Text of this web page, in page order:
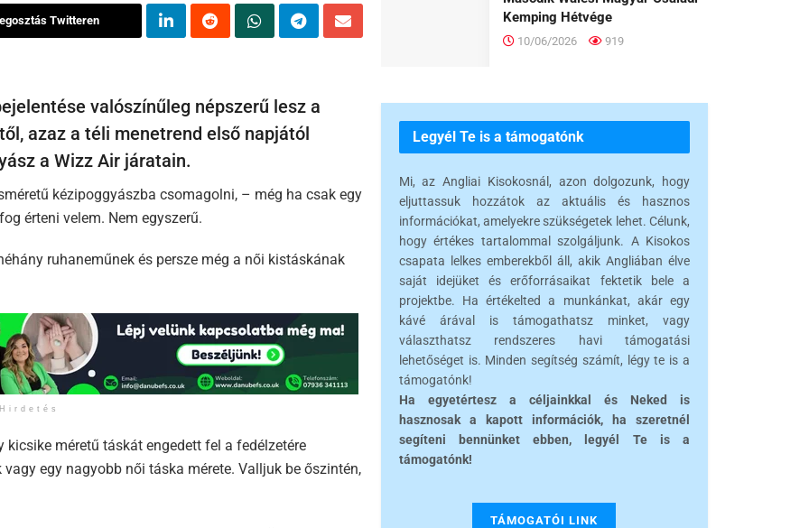
Twitteren
valószínűleg népszerű lesz a
azaz a téli menetrend első napjától
a Wizz Air járatain.
kézipoggyászba csomagolni, – még ha csak egy
érteni velem. Nem egyszerű.
ruhaneműnek és persze még a női kistáskának
Hirdetés
méretű táskát engedett fel a fedélzetére
egy nagyobb női táska mérete. Valljuk be őszintén,
Kemping Hétvége
10/06/2026 919
Legyél Te is a támogatónk
Mi, az Angliai Kisokosnál, azon dolgozunk, hogy
eljuttassuk hozzátok az aktuális és hasznos
információkat, amelyekre szükségetek lehet. Célunk,
hogy értékes tartalommal szolgáljunk. A Kisokos
csapata lelkes emberekből áll, akik Angliában élve
saját idejüket és erőforrásaikat fektetik bele a
projektbe. Ha értékelted a munkánkat, akár egy
kávé árával is támogathatsz minket, vagy
választhatsz rendszeres havi támogatási
lehetőséget is. Minden segítség számít, légy te is a
támogatónk!
Ha egyetértesz a céljainkkal és Neked is
hasznosak a kapott információk, ha szeretnél
segíteni bennünket ebben, legyél Te is a
támogatónk!
TÁMOGATÓI LINK